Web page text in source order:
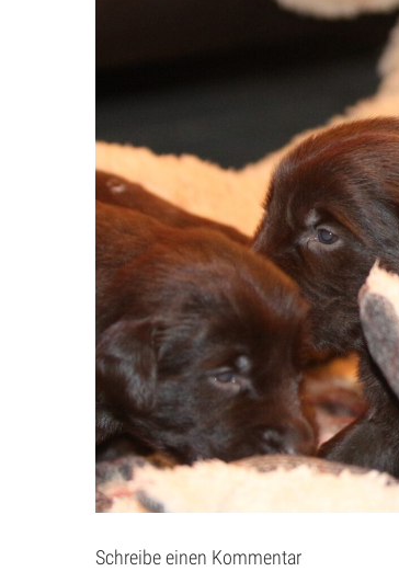
Schreibe einen Kommentar